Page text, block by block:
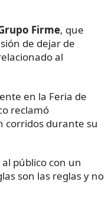
Firme, que
de dejar de
al
en la Feria de
reclamó
corridos durante su
público con un
son las reglas y no